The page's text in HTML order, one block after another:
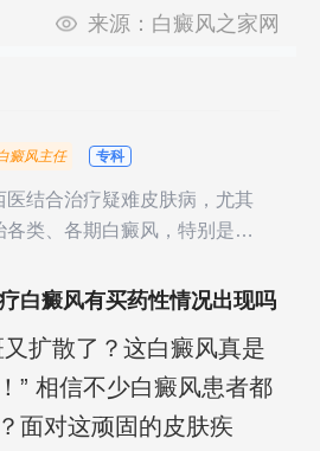
来源： 白癜风之家网
癜风主任 专科
医结合治疗疑难皮肤病，尤其
各类、各期白癜风，特别是对
床运用中医的辨证施治，理法
白癜风有买药性情况出现吗
扩散了？这白癜风真是
” 相信不少白癜风患者都
面对这顽固的皮肤疾